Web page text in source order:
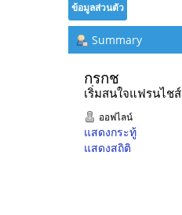
ข้อมูลส่วนตัว
Summary
กรกช
เริ่มสนใจแฟรนไชส์
ออฟไลน์
แสดงกระทู้
แสดงสถิติ